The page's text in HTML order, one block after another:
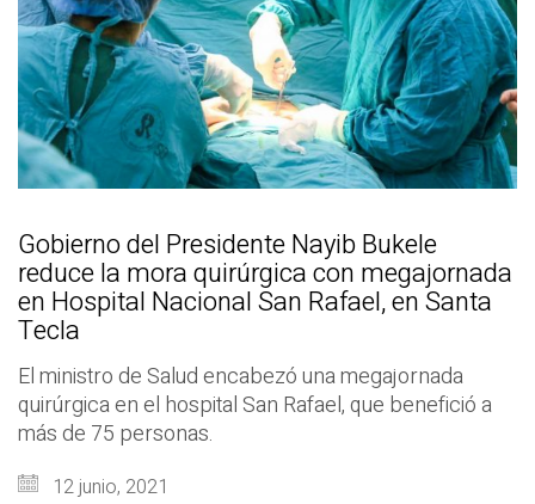
Gobierno del Presidente Nayib Bukele
reduce la mora quirúrgica con megajornada
en Hospital Nacional San Rafael, en Santa
Tecla
El ministro de Salud encabezó una megajornada
quirúrgica en el hospital San Rafael, que benefició a
más de 75 personas.
12 junio, 2021